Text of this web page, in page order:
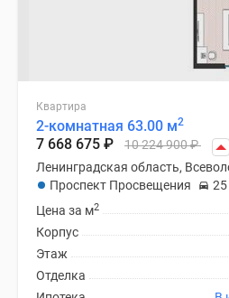
Квартира
2-комнатная 63.00 м2
7 668 675 ₽ 10 224 900₽
Ленинградская область,
Проспект Просвещения
Цена за м2
Корпус
Этаж
Отделка